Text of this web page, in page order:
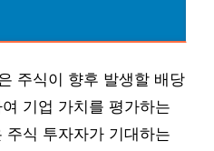
주식이 향후 발생할 배당
기업 가치를 평가하는
주식 투자자가 기대하는